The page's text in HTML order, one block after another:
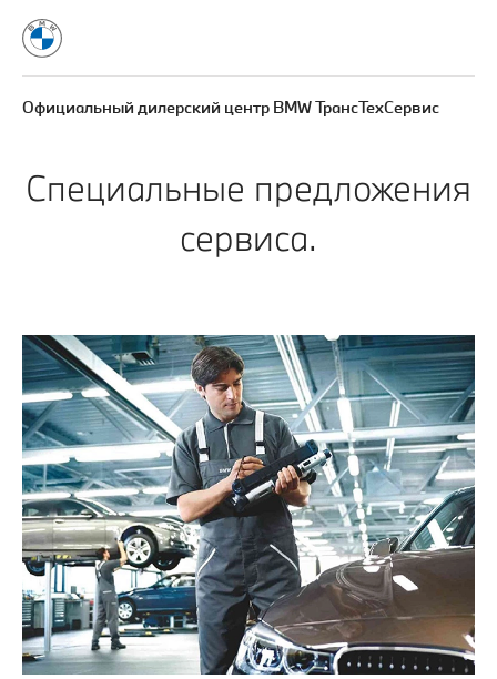
Официальный дилерский центр BMW ТрансТехСервис
Специальные предложения
сервиса.